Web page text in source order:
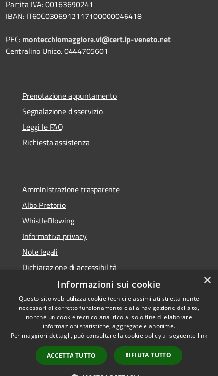
Partita IVA: 00163690241
IBAN: IT60C0306912117100000046418
PEC: montecchiomaggiore.vi@cert.ip-veneto.net
Centralino Unico: 0444705601
Prenotazione appuntamento
Segnalazione disservizio
Leggi le FAQ
Richiesta assistenza
Amministrazione trasparente
Albo Pretorio
WhistleBlowing
Informativa privacy
Note legali
Dichiarazione di accessibilità
Accessibilità
Privacy
Mappa del sito
Copyright © 2026 • Città di
Montecchio Maggiore •
Powered byMunicipium •
Accesso redazione
×
Informazioni sui cookie
Questo sito web utilizza cookie tecnici e assimilati strettamente
necessari al corretto funzionamento e alla navigazione del sito,
nonché un cookie tecnico analitico al solo fine di elaborare
informazioni statistiche, aggregate e anonime.
Per maggiori dettagli, può consultare la cookie policy al seguente link
ACCETTA TUTTO RIFIUTA TUTTO